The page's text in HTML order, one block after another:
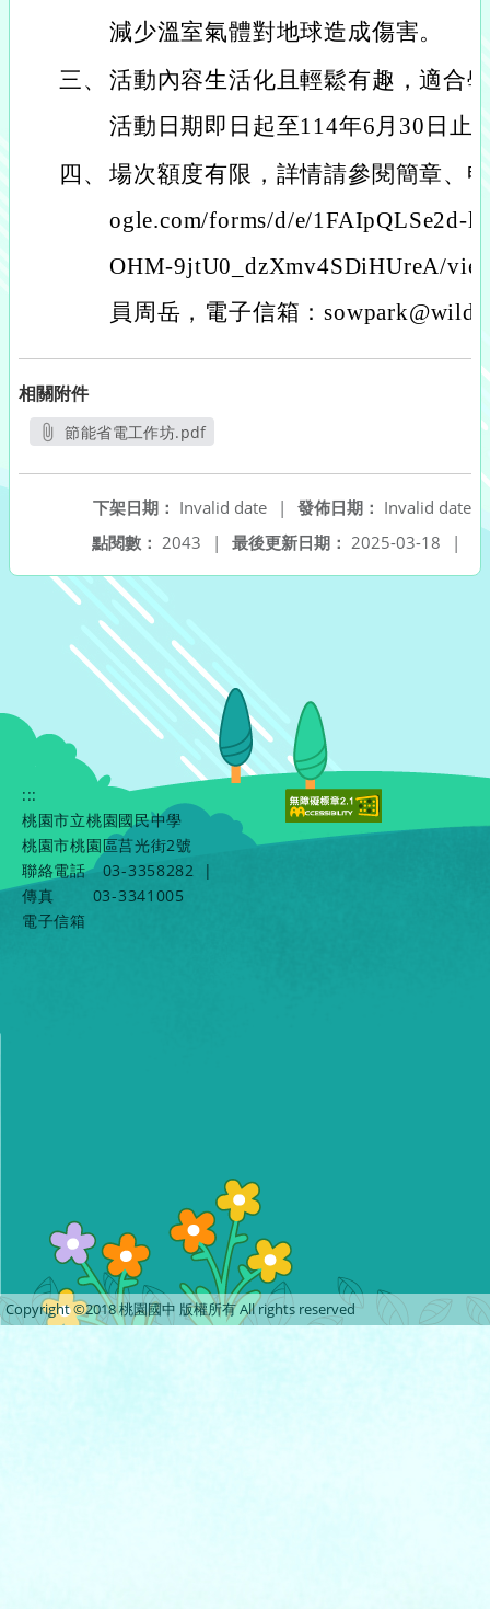
減少溫室氣體對地球造成傷害。
三、 活動內容生活化且輕鬆有趣，適合
活動日期即日起至114年6月30日止
四、 場次額度有限，詳情請參閱簡章、
ogle.com/forms/d/e/1FAIpQLSe2d-
OHM-9jtU0_dzXmv4SDiHUreA/
員周岳，電子信箱：
相關附件
節能省電工作坊.pdf
發佈日期： Invalid date
下架日期： Invalid date
|
最後更新日期： 2025-03-18 |
點閱數： 2043 |
:::
桃園市立桃園國民中學
桃園市桃園區莒光街2號
聯絡電話
03-3358282
|
傳真
03-3341005
電子信箱
Copyright ©2018 桃園國中 版權所有 All rights reserved